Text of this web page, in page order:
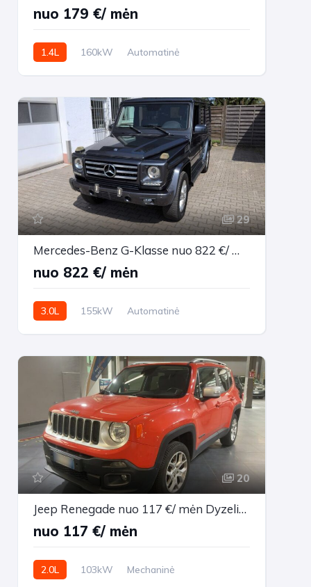
nuo 179 €/ mėn
1.4L 160kW
Automatinė
29
Mercedes-Benz G-Klasse nuo 822 €/ mėn Dyzelinas 2013m. Visureigis Automatinė
nuo 822 €/ mėn
3.0L 155kW
Automatinė
20
Jeep Renegade nuo 117 €/ mėn Dyzelinas 2016m. Visureigis Mechaninė
nuo 117 €/ mėn
2.0L 103kW
Mechaninė